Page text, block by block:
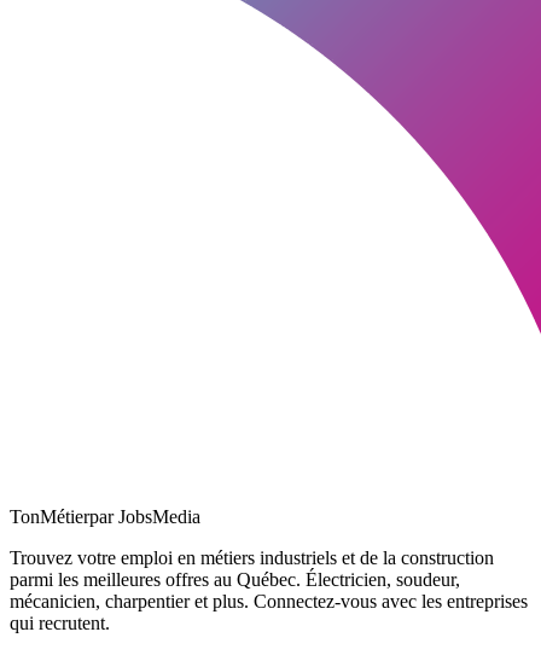
TonMétierpar JobsMedia
Trouvez votre emploi en métiers industriels et de la construction
parmi les meilleures offres au Québec. Électricien, soudeur,
mécanicien, charpentier et plus. Connectez-vous avec les entreprises
qui recrutent.